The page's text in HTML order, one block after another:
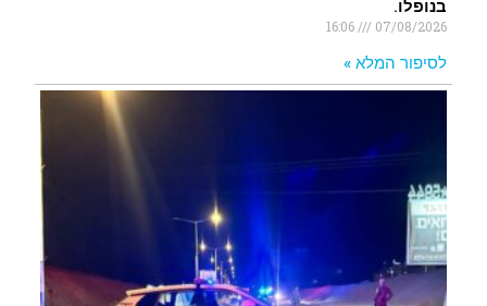
בנופלו.
07/08/2026
16:06
לסיפור המלא »